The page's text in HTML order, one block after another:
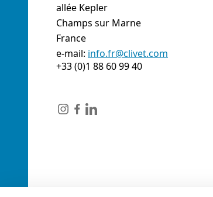
allée Kepler
Champs sur Marne
France
e-mail: info.fr@clivet.com
+33 (0)1 88 60 99 40